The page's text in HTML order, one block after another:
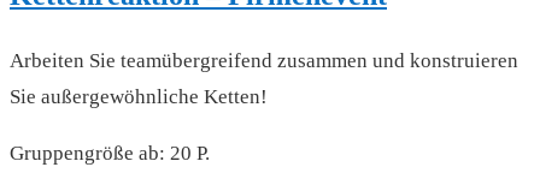
Arbeiten Sie teamübergreifend zusammen und konstruieren
Sie außergewöhnliche Ketten!
Gruppengröße ab: 20 P.